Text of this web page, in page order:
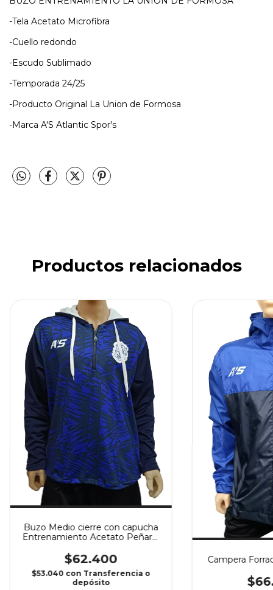
-Tela Acetato Microfibra
-Cuello redondo
-Escudo Sublimado
-Temporada 24/25
-Producto Original La Union de Formosa
-Marca A'S Atlantic Spor's
Productos relacionados
Buzo Medio cierre con capucha
Entrenamiento Acetato Peñarol
$62.400
$53.040 con Transferencia o
depósito
Campera